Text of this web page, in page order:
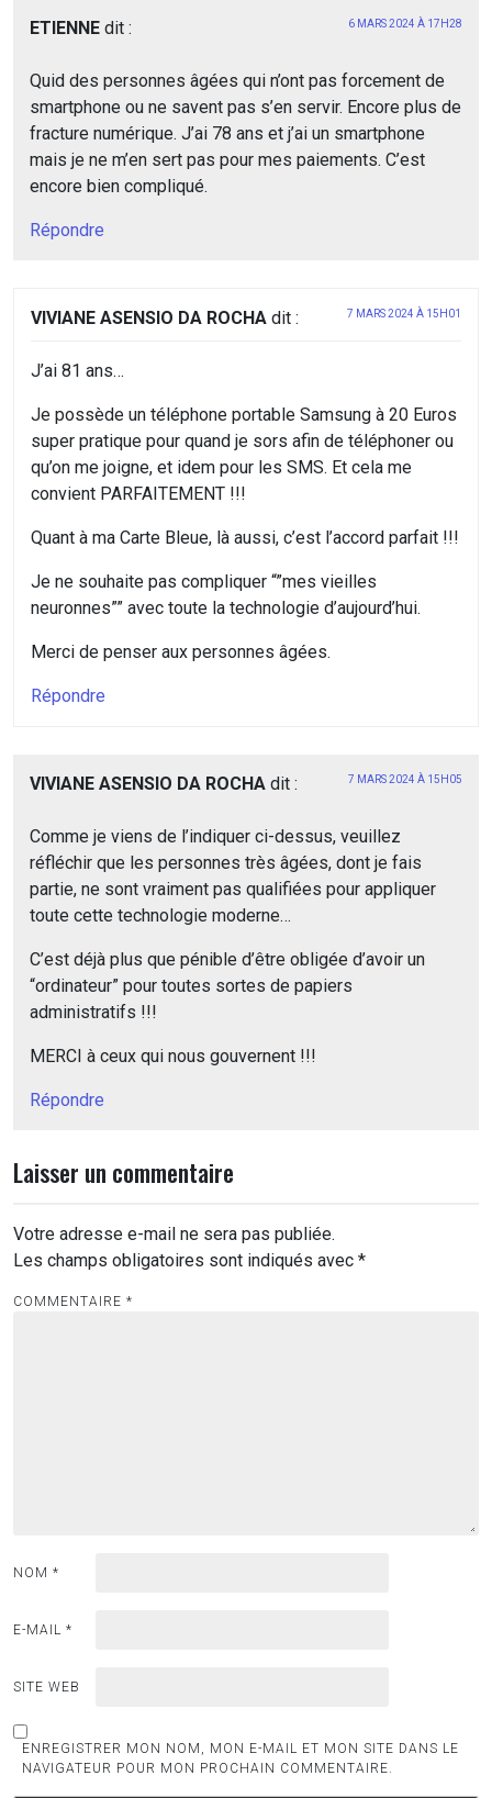
ETIENNE dit : 6 MARS 2024 À 17H28
Quid des personnes âgées qui n’ont pas forcement de
smartphone ou ne savent pas s’en servir. Encore plus de
fracture numérique. J’ai 78 ans et j’ai un smartphone
mais je ne m’en sert pas pour mes paiements. C’est
encore bien compliqué.
Répondre
VIVIANE ASENSIO DA ROCHA dit : 7 MARS 2024 À 15H01
J’ai 81 ans…
Je possède un téléphone portable Samsung à 20 Euros
super pratique pour quand je sors afin de téléphoner ou
qu’on me joigne, et idem pour les SMS. Et cela me
convient PARFAITEMENT !!!
Quant à ma Carte Bleue, là aussi, c’est l’accord parfait !!!
Je ne souhaite pas compliquer “”mes vieilles
neuronnes”” avec toute la technologie d’aujourd’hui.
Merci de penser aux personnes âgées.
Répondre
VIVIANE ASENSIO DA ROCHA dit : 7 MARS 2024 À 15H05
Comme je viens de l’indiquer ci-dessus, veuillez
réfléchir que les personnes très âgées, dont je fais
partie, ne sont vraiment pas qualifiées pour appliquer
toute cette technologie moderne…
C’est déjà plus que pénible d’être obligée d’avoir un
“ordinateur” pour toutes sortes de papiers
administratifs !!!
MERCI à ceux qui nous gouvernent !!!
Répondre
Laisser un commentaire
Votre adresse e-mail ne sera pas publiée.
Les champs obligatoires sont indiqués avec *
COMMENTAIRE *
NOM *
E-MAIL *
SITE WEB
ENREGISTRER MON NOM, MON E-MAIL ET MON SITE DANS LE
NAVIGATEUR POUR MON PROCHAIN COMMENTAIRE.